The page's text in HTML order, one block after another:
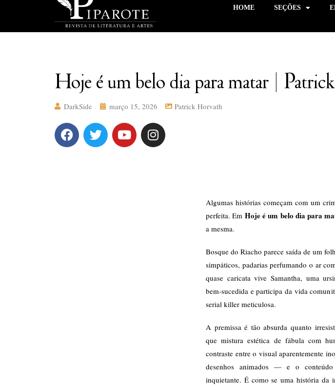
HOME SEÇÕES
Hoje é um belo dia para matar |
DarkSide março 15, 2026 Patrick Horvath
Algumas histórias começam com um
perfeita. Em Hoje é um belo dia para
a mesma.
Bosque do Riacho parece saída de um
simpáticos, padarias perfumando o ar
quase caricata vive Samantha, uma
bem-sucedida e participa da vida
serial killer meticulosa.
A premissa é tão absurda quanto
que mistura estética de fábula com
contraste entre o visual aparentemente
desenhos animados — e o
inquietante. É como se uma história da